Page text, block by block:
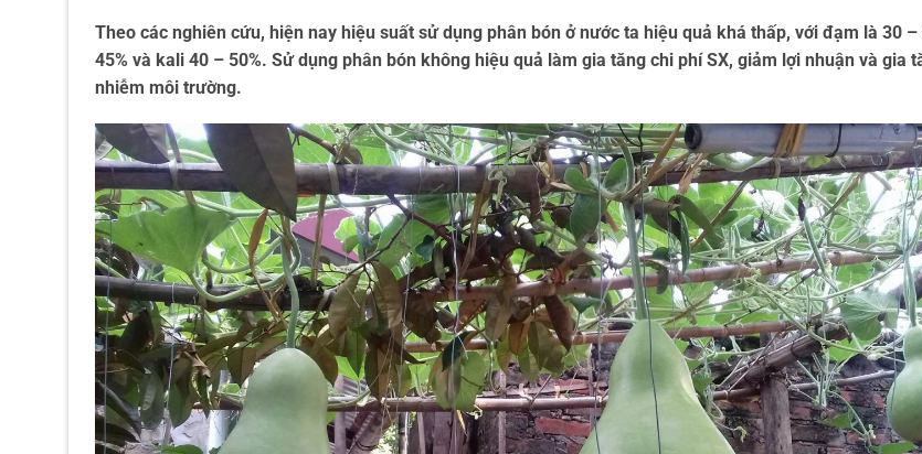
Theo các nghiên cứu, hiện nay hiệu suất sử dụng phân bón ở nước ta hiệu quả khá thấp, với đạm là 30 –
45% và kali 40 – 50%. Sử dụng phân bón không hiệu quả làm gia tăng chi phí SX, giảm lợi nhuận và gia
nhiễm môi trường.